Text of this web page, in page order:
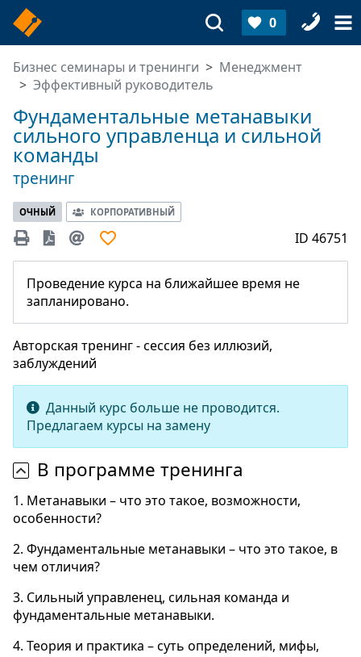
0
Бизнес семинары и тренинги
Менеджмент
Эффективный руководитель
Фундаментальные метанавыки
сильного управленца и сильной
команды
тренинг
ОЧНЫЙ КОРПОРАТИВНЫЙ
ID 46751
Проведение курса на ближайшее время не
запланировано.
Авторская тренинг - сессия без иллюзий,
заблуждений
Данный курс больше не проводится.
Предлагаем курсы на замену
В программе тренинга
1. Метанавыки – что это такое, возможности,
особенности?
2. Фундаментальные метанавыки – что это такое, в
чем отличия?
3. Сильный управленец, сильная команда и
фундаментальные метанавыки.
4. Теория и практика – суть определений, мифы,